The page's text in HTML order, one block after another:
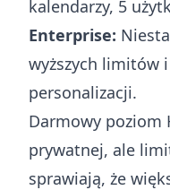
kalendarzy, 5
Enterprise:
wyższych limitów
personalizacji.
Darmowy poziom
prywatnej, ale
sprawiają, że